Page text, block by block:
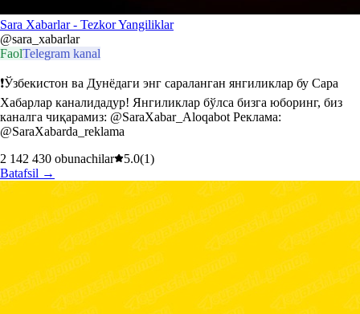
Sara Xabarlar - Tezkor Yangiliklar
@sara_xabarlar
FaolTelegram kanal
❗Ўзбекистон ва Дунёдаги энг сараланган янгиликлар бу Сара
Хабарлар каналидадур! Янгиликлар бўлса бизга юборинг, биз
каналга чиқарамиз: @SaraXabar_Aloqabot Реклама:
@SaraXabarda_reklama
2 142 430 obunachilar 5.0(1)
Batafsil →